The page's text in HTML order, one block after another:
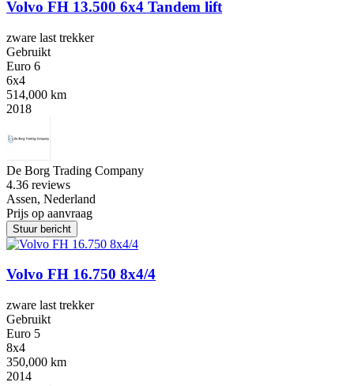
Volvo FH 13.500 6x4 Tandem lift
zware last trekker
Gebruikt
Euro 6
6x4
514,000 km
2018
De Borg Trading Company
4.36 reviews
Assen, Nederland
Prijs op aanvraag
Stuur bericht
Volvo FH 16.750 8x4/4
zware last trekker
Gebruikt
Euro 5
8x4
350,000 km
2014